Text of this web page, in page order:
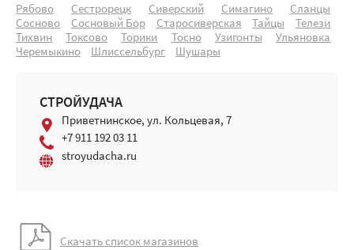
Рябово
Сестрорецк Сиверский Симагино
Сланцы
Сосново
Сосновый Бор Старосиверская Тайцы
Телези
Тихвин
Токсово Торики Тосно Узигонты
Ульяновка
Черемыкино
Шлиссельбург Шушары
СТРОЙУДАЧА
Приветнинское, ул. Кольцевая, 7
+7 911 192 03 11
stroyudacha.ru
Скачать список магазинов